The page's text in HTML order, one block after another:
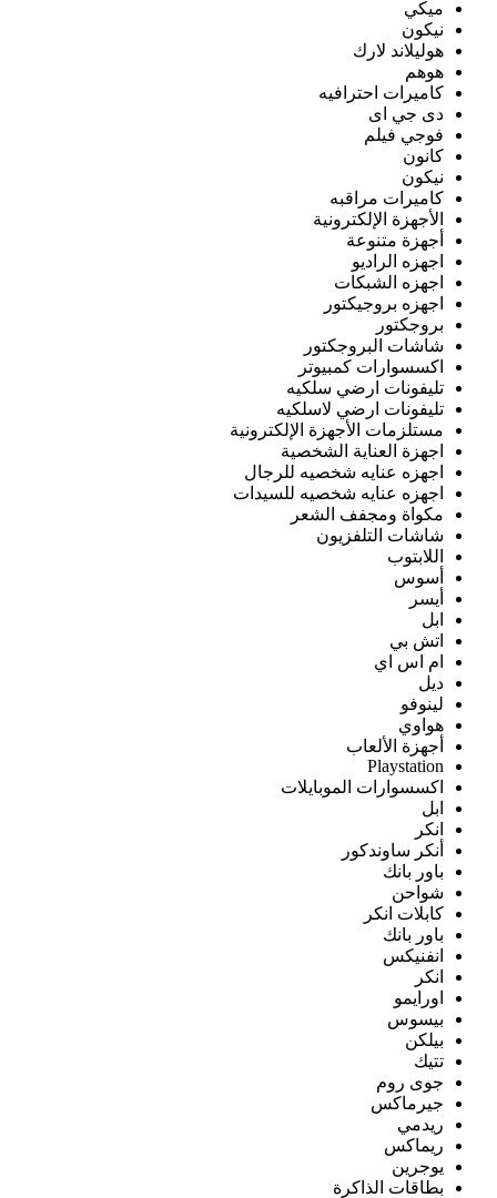
ميكي
نيكون
هوليلاند لارك
هوهم
كاميرات احترافيه
دى جي اى
فوجي فيلم
كانون
نيكون
كاميرات مراقبه
الأجهزة الإلكترونية
أجهزة متنوعة
اجهزه الراديو
اجهزه الشبكات
اجهزه بروجيكتور
بروجكتور
شاشات البروجكتور
اكسسوارات كمبيوتر
تليفونات ارضي سلكيه
تليفونات ارضي لاسلكيه
مستلزمات الأجهزة الإلكترونية
اجهزة العناية الشخصية
اجهزه عنايه شخصيه للرجال
اجهزه عنايه شخصيه للسيدات
مكواة ومجفف الشعر
شاشات التلفزيون
اللابتوب
أسوس
أيسر
ابل
اتش بي
ام اس اي
ديل
لينوفو
هواوي
أجهزة الألعاب
Playstation
اكسسوارات الموبايلات
ابل
انكر
أنكر ساوندكور
باور بانك
شواحن
كابلات انكر
باور بانك
انفنيكس
انكر
اورايمو
بيسوس
بيلكن
تتيك
جوى روم
جيرماكس
ريدمي
ريماكس
يوجرين
بطاقات الذاكرة